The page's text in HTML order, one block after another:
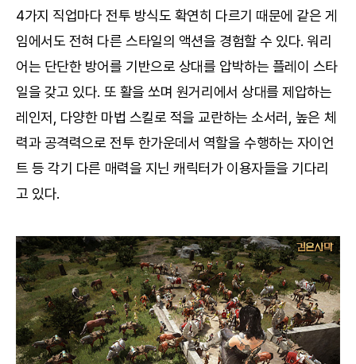
4가지 직업마다 전투 방식도 확연히 다르기 때문에 같은 게
임에서도 전혀 다른 스타일의 액션을 경험할 수 있다. 워리
어는 단단한 방어를 기반으로 상대를 압박하는 플레이 스타
일을 갖고 있다. 또 활을 쏘며 원거리에서 상대를 제압하는
레인저, 다양한 마법 스킬로 적을 교란하는 소서러, 높은 체
력과 공격력으로 전투 한가운데서 역할을 수행하는 자이언
트 등 각기 다른 매력을 지닌 캐릭터가 이용자들을 기다리
고 있다.